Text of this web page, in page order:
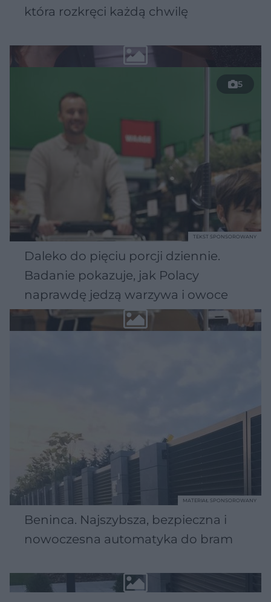
która rozkręci każdą chwilę
5
Daleko do pięciu porcji dziennie.
Badanie pokazuje, jak Polacy
naprawdę jedzą warzywa i owoce
TEKST SPONSOROWANY
Beninca. Najszybsza, bezpieczna i
nowoczesna automatyka do bram
MATERIAŁ SPONSOROWANY